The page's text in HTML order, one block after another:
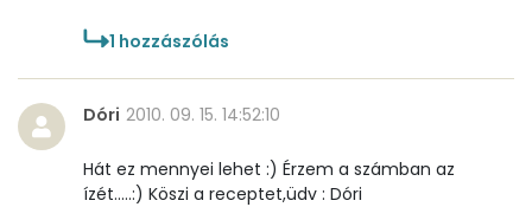
1 hozzászólás
Dóri 2010. 09. 15. 14:52:10
Hát ez mennyei lehet :) Érzem a számban az
ízét.....:) Köszi a receptet,üdv : Dóri